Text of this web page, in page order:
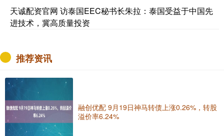
天诚配资官网 访泰国EEC秘书长朱拉：泰国受益于中国先
进技术，冀高质量投资
推荐资讯
融创优配 9月19日神马转债上涨0.26%，转股
溢价率6.24%